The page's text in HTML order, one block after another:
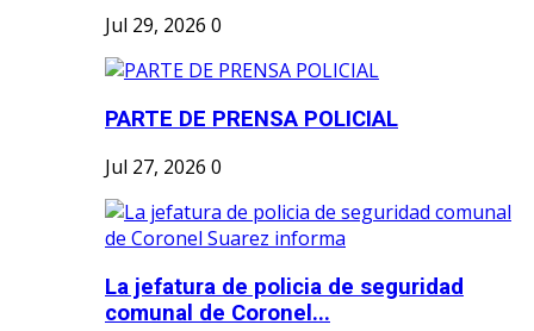
Jul 29, 2026 0
PARTE DE PRENSA POLICIAL
Jul 27, 2026 0
La jefatura de policia de seguridad
comunal de Coronel...